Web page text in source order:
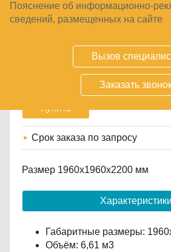
Пояснение об информационно-
сведений, размещенных на сайте
Вызов
Заказать
ХОЛОДИЛЬНАЯ КАМЕРА
КХС-6,61СТ-2
Купить
Срок заказа по запросу
Размер 1960х1960х2200 мм
Характеристики
Габаритные размеры:
Объём: 6,61 м3